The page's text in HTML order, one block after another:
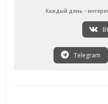
Каждый день -
Telegram